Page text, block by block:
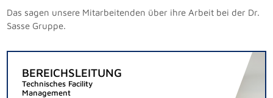
Das sagen unsere Mitarbeitenden über ihre Arbeit bei der Dr.
Sasse Gruppe.
BEREICHSLEITUNG
Technisches Facility
Management